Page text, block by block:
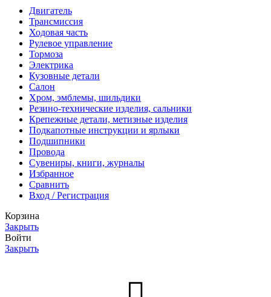
Двигатель
Трансмиссия
Ходовая часть
Рулевое управление
Тормоза
Электрика
Кузовные детали
Салон
Хром, эмблемы, шильдики
Резино-технические изделия, сальники
Крепежные детали, метизные изделия
Подкапотные инструкции и ярлыки
Подшипники
Провода
Сувениры, книги, журналы
Избранное
Сравнить
Вход / Регистрация
Корзина
Закрыть
Войти
Закрыть